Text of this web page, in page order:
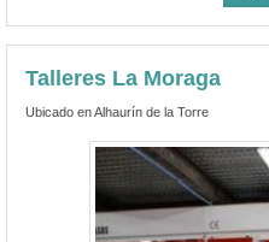
Talleres La Moraga
Ubicado en Alhaurín de la Torre